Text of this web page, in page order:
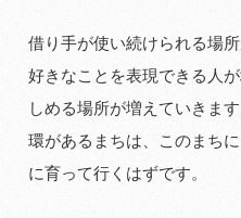
借り手が使い続けられる場
好きなことを表現できる人
しめる場所が増えていきま
環があるまちは、このまち
に育って行くはずです。